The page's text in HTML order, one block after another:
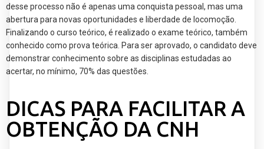
desse processo não é apenas uma conquista pessoal, mas uma
abertura para novas oportunidades e liberdade de locomoção.
Finalizando o curso teórico, é realizado o exame teórico, também
conhecido como prova teórica. Para ser aprovado, o candidato deve
demonstrar conhecimento sobre as disciplinas estudadas ao
acertar, no mínimo, 70% das questões.
DICAS PARA FACILITAR A
OBTENÇÃO DA CNH